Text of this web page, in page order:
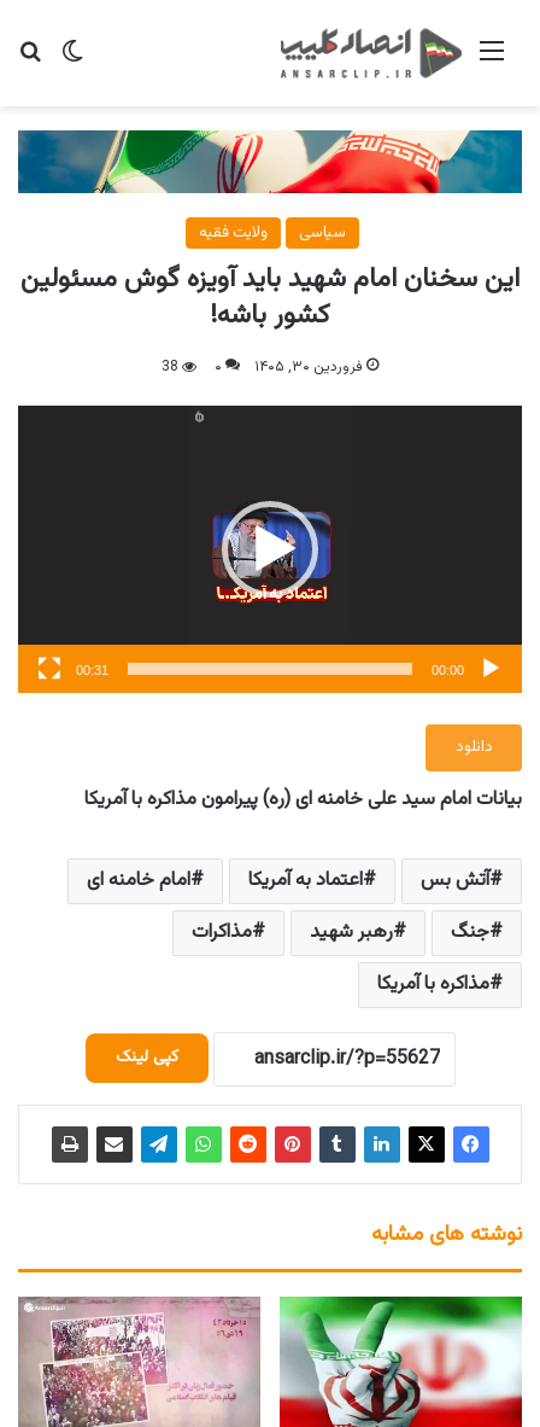
تغییر منو
سیاسی ولایت فقیه
این سخنان امام شهید باید آویزه گوش مسئولین
کشور باشه!
فروردین ۳۰, ۱۴۰۵ ۰ 38
نمایشگر
00:00
00:31
دانلود
بیانات امام سید علی خامنه ای (ره) پیرامون مذاکره با آمریکا
آتش بس اعتماد به آمریکا
امام خامنه ای
جنگ
رهبر شهید
مذاکرات
مذاکره با آمریکا
کپی لینک
نوشته های مشابه